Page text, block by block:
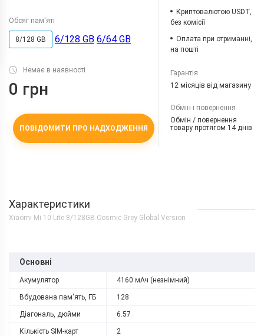
Обсяг пам'яті
8/128 GB 6/128 GB 6/64 GB
Немає в наявності
0 грн
ПОВІДОМИТИ ПРО НАДХОДЖЕННЯ
Криптовалютою USDT,
без комісії
Оплата при отриманні,
на пошті
Гарантія
12 місяців від магазину
Обмін і повернення
Обмін / повернення
товару протягом 14 днів
Характеристики
Xiaomi Mi 10 Lite 8/128GB Cosmic Grey Global Version
Основні
Акумулятор 4160 мАч (незнімний)
Вбудована пам'ять, ГБ 128
Діагональ, дюйми 6.57
Кількість SIM-карт 2